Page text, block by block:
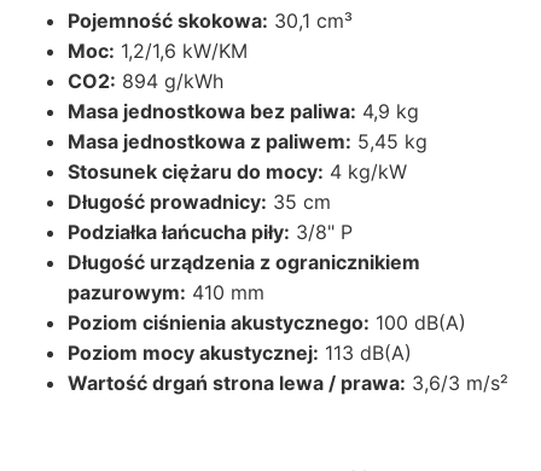
Pojemność skokowa: 30,1 cm³
Moc: 1,2/1,6 kW/KM
CO2: 894 g/kWh
Masa jednostkowa bez paliwa: 4,9 kg
Masa jednostkowa z paliwem: 5,45 kg
Stosunek ciężaru do mocy: 4 kg/kW
Długość prowadnicy: 35 cm
Podziałka łańcucha piły: 3/8" P
Długość urządzenia z ogranicznikiem
pazurowym: 410 mm
Poziom ciśnienia akustycznego: 100 dB(A)
Poziom mocy akustycznej: 113 dB(A)
Wartość drgań strona lewa / prawa: 3,6/3 m/s²